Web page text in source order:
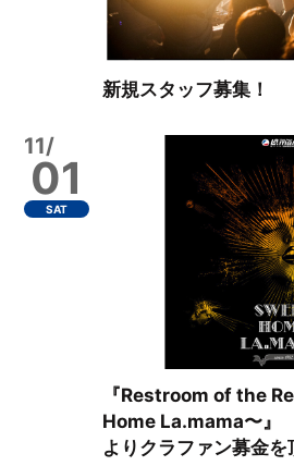
新規スタッフ募集！
11/
01
SAT
『Restroom of the
Home La.mama〜』
よりクラファン募金